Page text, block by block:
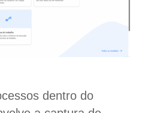
dentro do